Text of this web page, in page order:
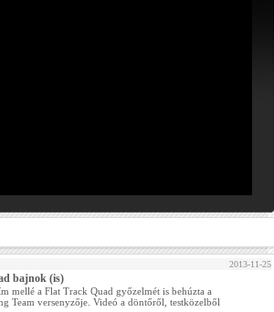
2013-11-25
bajnok (is)
mellé a Flat Track Quad győzelmét is behúzta a
Team versenyzője. Videó a döntőről, testközelből